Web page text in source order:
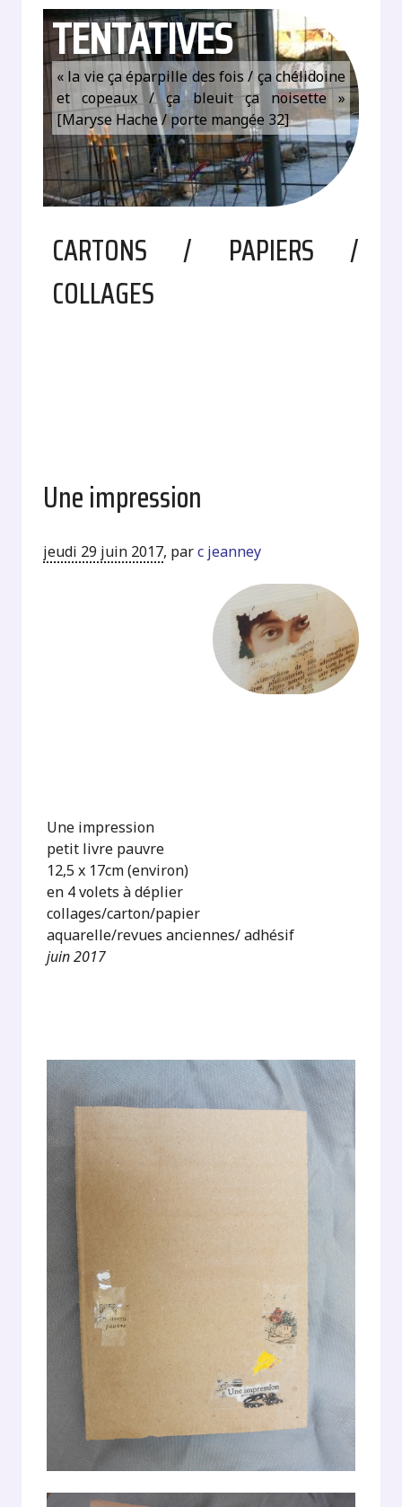
TENTATIVES
« la vie ça éparpille des fois / ça chélidoine
et copeaux / ça bleuit ça noisette »
[Maryse Hache / porte mangée 32]
CARTONS / PAPIERS /
COLLAGES
Une impression
jeudi 29 juin 2017, parc jeanney
Une impression
petit livre pauvre
12,5 x 17cm (environ)
en 4 volets à déplier
collages/carton/papier
aquarelle/revues anciennes/ adhésif
juin 2017